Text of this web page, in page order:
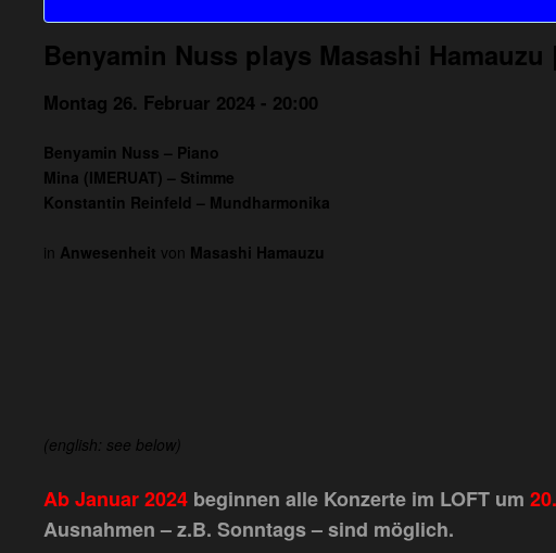
Benyamin Nuss plays Masashi
Montag 26. Februar 2024 - 20:00
Benyamin Nuss – Piano
Mina (IMERUAT) – Stimme
Konstantin Reinfeld – Mundharmonika
in Anwesenheit von Masashi Hamauzu
(english: see below)
Ab Januar 2024 beginnen alle Konzerte im LOFT um
Ausnahmen – z.B. Sonntags – sind möglich.